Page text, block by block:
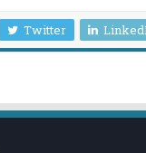
Twitter